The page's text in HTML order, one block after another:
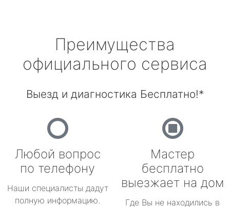
Преимущества
официального сервиса
Выезд и диагностика Бесплатно!*
Любой вопрос
по телефону
Наши специалисты дадут
полную информацию.
Мастер
бесплатно
выезжает на дом
Где Вы не находились в